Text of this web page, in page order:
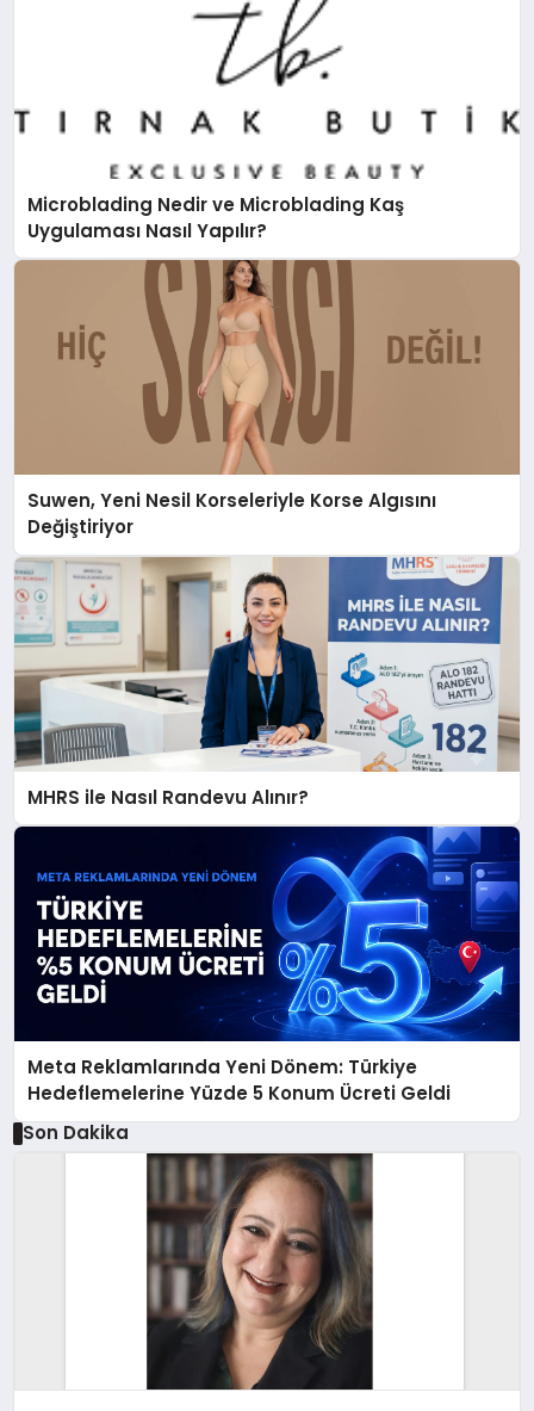
Microblading Nedir ve Microblading Kaş
Uygulaması Nasıl Yapılır?
Suwen, Yeni Nesil Korseleriyle Korse Algısını
Değiştiriyor
MHRS ile Nasıl Randevu Alınır?
Meta Reklamlarında Yeni Dönem: Türkiye
Hedeflemelerine Yüzde 5 Konum Ücreti Geldi
Son Dakika